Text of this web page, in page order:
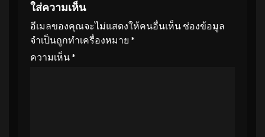
ใส่ความเห็น
อีเมลของคุณจะไม่แสดงให้คนอื่นเห็น ช่องข้อมูล
จำเป็นถูกทำเครื่องหมาย *
ความเห็น*